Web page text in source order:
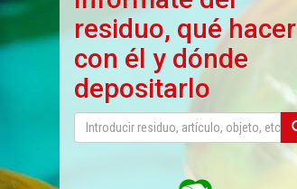
residuo, qué hacer
con él y dónde
depositarlo